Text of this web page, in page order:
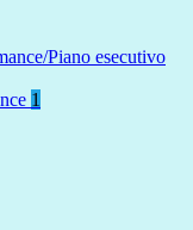
Piano esecutivo
1